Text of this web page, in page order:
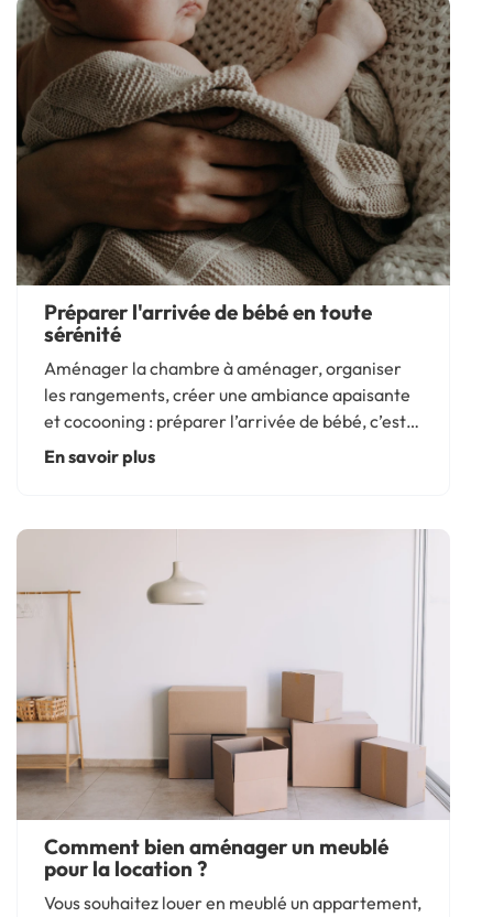
Préparer l'arrivée de bébé en toute
sérénité
Aménager la chambre à aménager, organiser
les rangements, créer une ambiance apaisante
et cocooning : préparer l’arrivée de bébé, c’est
un vrai projet d’intérieur. Avec quelques
priorités bien définies et des meubles bien
En savoir plus
Comment bien aménager un meublé
pour la location ?
Vous souhaitez louer en meublé un appartement,